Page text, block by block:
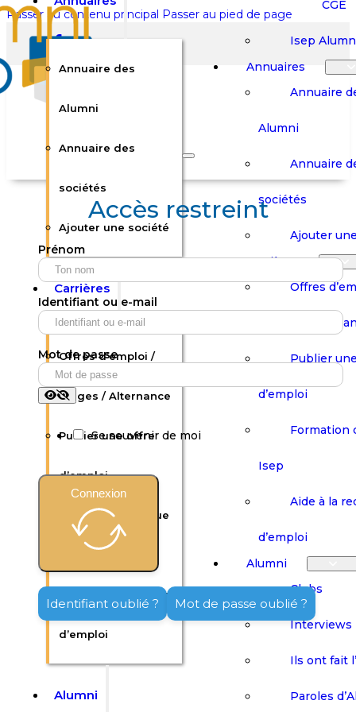
Passer au contenu principal Passer au pied de page
Rechercher sur le site
Rechercher
Votre panier est vide.
Boutique
Panier
Boutique
Annuaire des
Alumni
Annuaire des
sociétés
Ajouter une société
Carrières
Offres d’emploi /
Stages / Alternance
Publier une offre
d’emploi
Formation continue
Aide à la recherche
d’emploi
Alumni
CGE
Isep
Annuaires
Annuaire
Alumni
Annuaire
sociétés
Ajouter
Carrières
Offres
Stages /
Publier
d’emploi
Formation
Isep
Aide à la
d’emploi
Alumni
Clubs
Interviews
Ils ont fait
Paroles
Accès restreint
Prénom
Identifiant ou e-mail
Mot de passe
Se souvenir de moi
Connexion
Identifiant oublié ? Mot de passe oublié ?